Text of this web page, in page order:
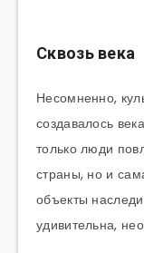
Сквозь века
Несомненно,
создавалось
только люди
страны, но и
объекты
удивительна,